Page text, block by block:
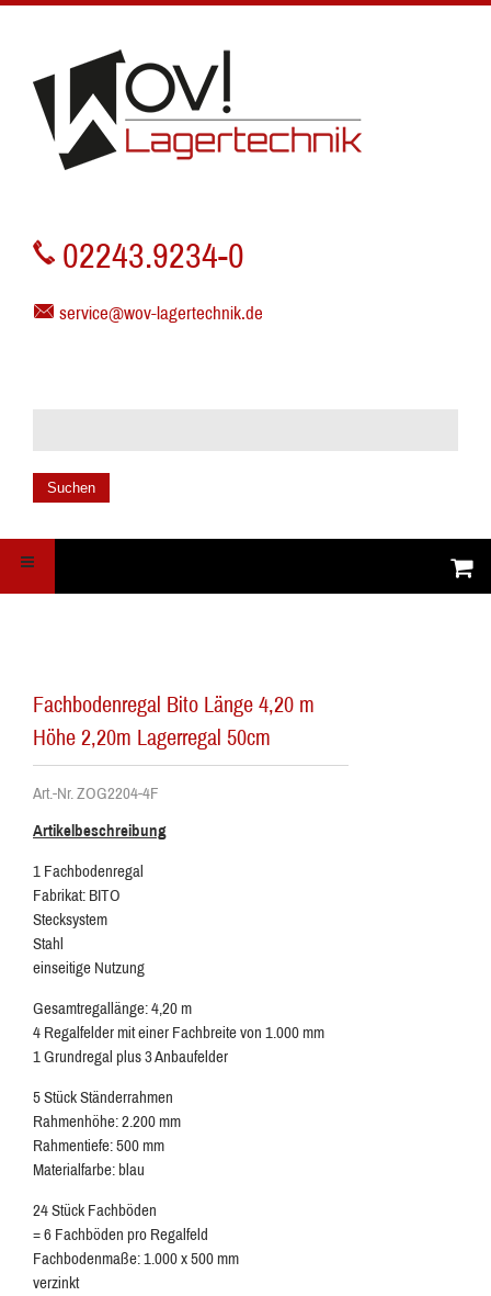
02243.9234-0
service@wov-lagertechnik.de
Suchen
Fachbodenregal Bito Länge 4,20 m
Höhe 2,20m Lagerregal 50cm
Art.-Nr. ZOG2204-4F
Artikelbeschreibung
1 Fachbodenregal
Fabrikat: BITO
Stecksystem
Stahl
einseitige Nutzung
Gesamtregallänge: 4,20 m
4 Regalfelder mit einer Fachbreite von 1.000 mm
1 Grundregal plus 3 Anbaufelder
5 Stück Ständerrahmen
Rahmenhöhe: 2.200 mm
Rahmentiefe: 500 mm
Materialfarbe: blau
24 Stück Fachböden
= 6 Fachböden pro Regalfeld
Fachbodenmaße: 1.000 x 500 mm
verzinkt